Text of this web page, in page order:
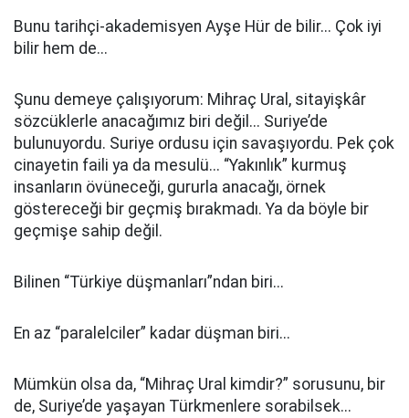
Bunu tarihçi-akademisyen Ayşe Hür de bilir... Çok iyi
bilir hem de...
Şunu demeye çalışıyorum: Mihraç Ural, sitayişkâr
sözcüklerle anacağımız biri değil... Suriye’de
bulunuyordu. Suriye ordusu için savaşıyordu. Pek çok
cinayetin faili ya da mesulü... “Yakınlık” kurmuş
insanların övüneceği, gururla anacağı, örnek
göstereceği bir geçmiş bırakmadı. Ya da böyle bir
geçmişe sahip değil.
Bilinen “Türkiye düşmanları”ndan biri...
En az “paralelciler” kadar düşman biri...
Mümkün olsa da, “Mihraç Ural kimdir?” sorusunu, bir
de, Suriye’de yaşayan Türkmenlere sorabilsek...